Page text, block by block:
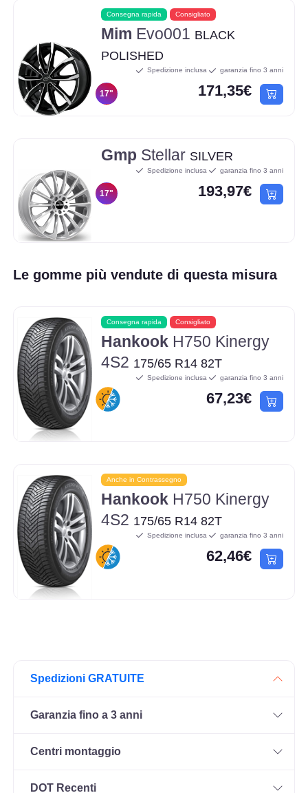
Consegna rapida Consigliato
Mim Evo001 BLACK
POLISHED
17"
Spedizione inclusa garanzia fino 3 anni
171,35€
Gmp Stellar SILVER
17"
Spedizione inclusa garanzia fino 3 anni
193,97€
Le gomme più vendute di questa misura
Consegna rapida Consigliato
Hankook H750 Kinergy
4S2 175/65 R14 82T
Spedizione inclusa garanzia fino 3 anni
67,23€
Anche in Contrassegno
Hankook H750 Kinergy
4S2 175/65 R14 82T
Spedizione inclusa garanzia fino 3 anni
62,46€
Spedizioni GRATUITE
Garanzia fino a 3 anni
Centri montaggio
DOT Recenti